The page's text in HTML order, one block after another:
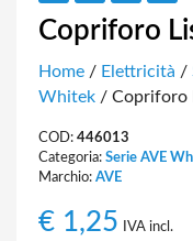
Copriforo
Home / Elettricità /
Whitek / Copriforo
COD: 446013
Categoria: Serie AVE
Marchio: AVE
€ 1,25 IVA incl.